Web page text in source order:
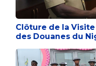
Clôture de la
des Douanes du